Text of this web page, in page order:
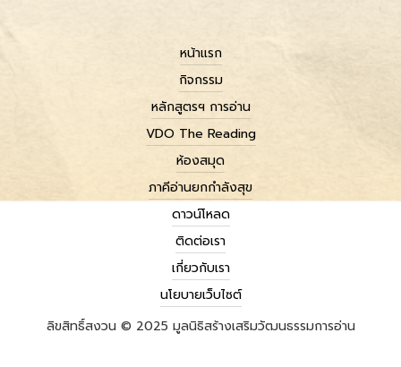
หน้าแรก
กิจกรรม
หลักสูตรฯ การอ่าน
VDO The Reading
ห้องสมุด
ภาคีอ่านยกกำลังสุข
ดาวน์โหลด
ติดต่อเรา
เกี่ยวกับเรา
นโยบายเว็บไซต์
ลิขสิทธิ์สงวน © 2025 มูลนิธิสร้างเสริมวัฒนธรรมการอ่าน